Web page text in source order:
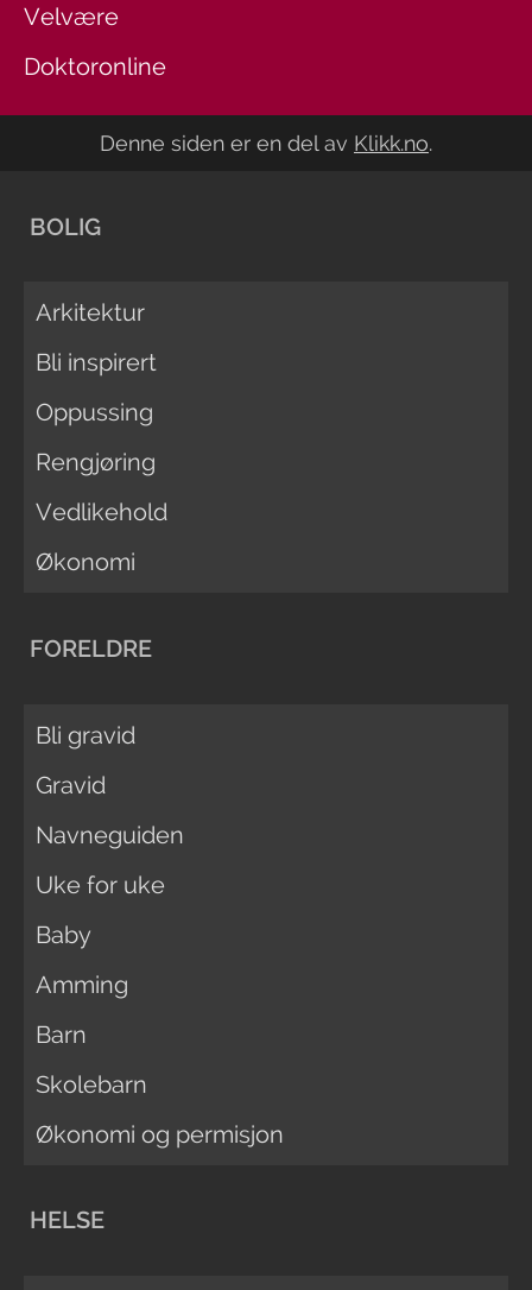
Velvære
Doktoronline
Denne siden er en del av Klikk.no.
BOLIG
Arkitektur
Bli inspirert
Oppussing
Rengjøring
Vedlikehold
Økonomi
FORELDRE
Bli gravid
Gravid
Navneguiden
Uke for uke
Baby
Amming
Barn
Skolebarn
Økonomi og permisjon
HELSE